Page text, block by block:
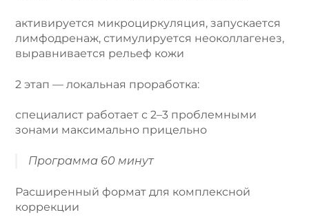
активируется микроциркуляция, запускается
лимфодренаж, стимулируется неоколлагенез,
выравнивается рельеф кожи
2 этап — локальная проработка:
специалист работает с 2–3 проблемными
зонами максимально прицельно
Программа 60 минут
Расширенный формат для комплексной
коррекции